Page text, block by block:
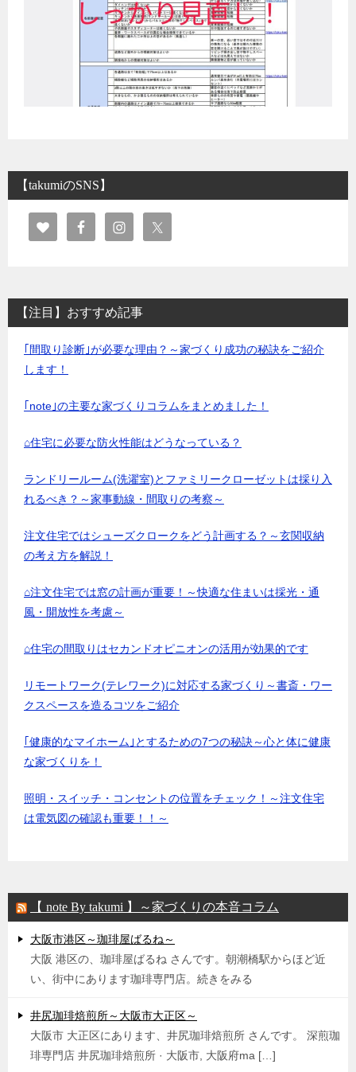
【takumiのSNS】
【注目】おすすめ記事
｢間取り診断｣が必要な理由？～家づくり成功の秘訣をご紹介
します！
｢note｣の主要な家づくりコラムをまとめました！
⌂住宅に必要な防火性能はどうなっている？
ランドリールーム(洗濯室)とファミリークローゼットは採り入
れるべき？～家事動線・間取りの考察～
注文住宅ではシューズクロークをどう計画する？～玄関収納
の考え方を解説！
⌂注文住宅では窓の計画が重要！～快適な住まいは採光・通
風・開放性を考慮～
⌂住宅の間取りはセカンドオピニオンの活用が効果的です
リモートワーク(テレワーク)に対応する家づくり～書斎・ワー
クスペースを造るコツをご紹介
｢健康的なマイホーム｣とするための7つの秘訣～心と体に健康
な家づくりを！
照明・スイッチ・コンセントの位置をチェック！～注文住宅
は電気図の確認も重要！！～
【 note By takumi 】～家づくりの本音コラム
大阪市港区～珈琲屋ばるね～
大阪 港区の、珈琲屋ばるね さんです。朝潮橋駅からほど近
い、街中にあります珈琲専門店。続きをみる
井尻珈琲焙煎所～大阪市大正区～
大阪市 大正区にあります、井尻珈琲焙煎所 さんです。 深煎珈
琲専門店 井尻珈琲焙煎所 · 大阪市, 大阪府ma […]